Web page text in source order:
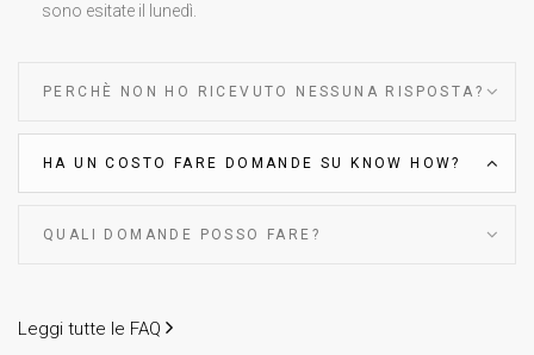
sono esitate il lunedì.
PERCHÈ NON HO RICEVUTO NESSUNA RISPOSTA?
HA UN COSTO FARE DOMANDE SU KNOW HOW?
QUALI DOMANDE POSSO FARE?
Leggi tutte le FAQ